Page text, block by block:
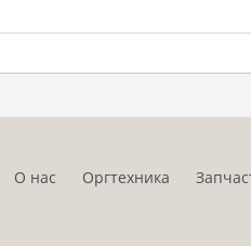
О нас Оргтехника